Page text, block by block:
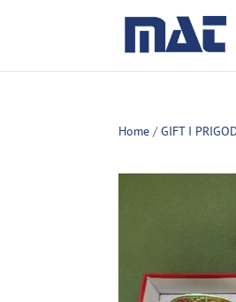
Home /GIFT I